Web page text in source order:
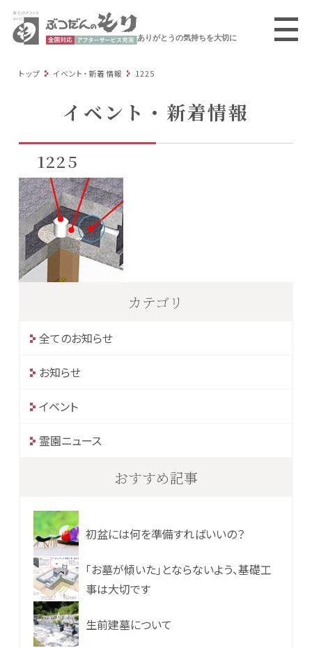
ありがとうの気持ちを大切に
トップ イベント・新着情報 1225
イベント・新着情報
1225
カテゴリ
全てのお知らせ
お知らせ
イベント
霊園ニュース
おすすめ記事
初盆には何を準備すればいいの？
「お墓が傾いた」とならないよう、基礎工
事は大切です
生前建墓について